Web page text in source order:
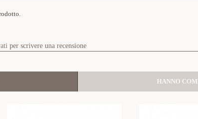
per scrivere una recensione
HANNO